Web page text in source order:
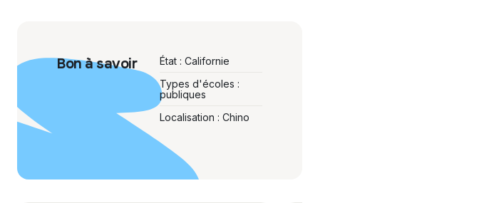
Bon à savoir
État : Californie
Types d'écoles :
publiques
Localisation : Chino